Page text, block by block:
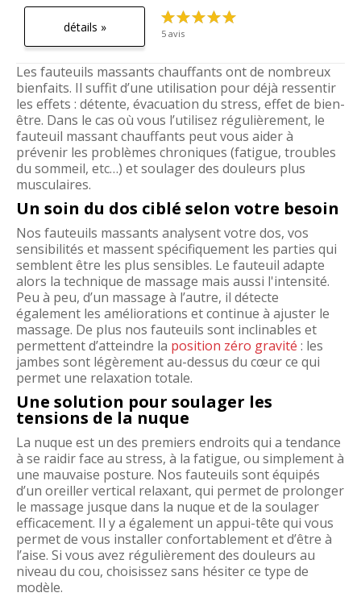
détails » 5 avis
Les fauteuils massants chauffants ont de nombreux
bienfaits. Il suffit d’une utilisation pour déjà ressentir
les effets : détente, évacuation du stress, effet de bien-
être. Dans le cas où vous l’utilisez régulièrement, le
fauteuil massant chauffants peut vous aider à
prévenir les problèmes chroniques (fatigue, troubles
du sommeil, etc…) et soulager des douleurs plus
musculaires.
Un soin du dos ciblé selon votre besoin
Nos fauteuils massants analysent votre dos, vos
sensibilités et massent spécifiquement les parties qui
semblent être les plus sensibles. Le fauteuil adapte
alors la technique de massage mais aussi l'intensité.
Peu à peu, d’un massage à l’autre, il détecte
également les améliorations et continue à ajuster le
massage. De plus nos fauteuils sont inclinables et
permettent d’atteindre la position zéro gravité : les
jambes sont légèrement au-dessus du cœur ce qui
permet une relaxation totale.
Une solution pour soulager les
tensions de la nuque
La nuque est un des premiers endroits qui a tendance
à se raidir face au stress, à la fatigue, ou simplement à
une mauvaise posture. Nos fauteuils sont équipés
d’un oreiller vertical relaxant, qui permet de prolonger
le massage jusque dans la nuque et de la soulager
efficacement. Il y a également un appui-tête qui vous
permet de vous installer confortablement et d’être à
l’aise. Si vous avez régulièrement des douleurs au
niveau du cou, choisissez sans hésiter ce type de
modèle.